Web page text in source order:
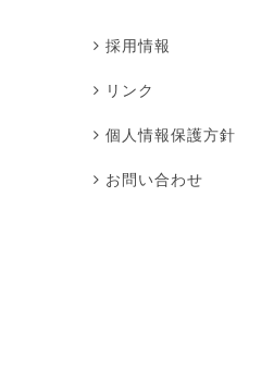
採用情報
リンク
個人情報保護方針
お問い合わせ